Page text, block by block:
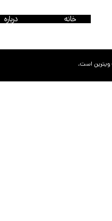
خانه درباره